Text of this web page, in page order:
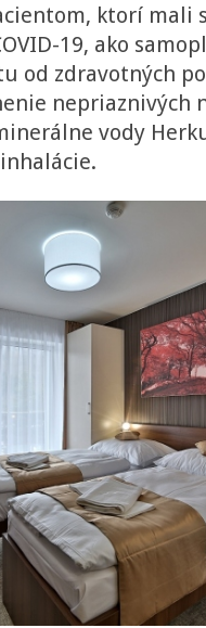
ktorí mali
19, ako
od zdravotných
nepriaznivých
vody